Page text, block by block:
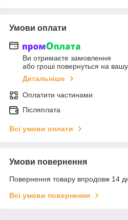
Умови оплати
Ви отримаєте замовлення
або гроші повернуться на вашу
Детальніше
Оплатити частинами
Післяплата
Всі умови оплати
Умови повернення
Повернення товару впродовж 14
Всі умови повернення